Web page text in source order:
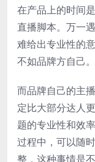
在产品上的时间
直播脚本。万一
难给出专业性的
不如品牌方自己。
而品牌自己的主
定比大部分达人
题的专业性和效
过程中，可以随
整，这种事情是